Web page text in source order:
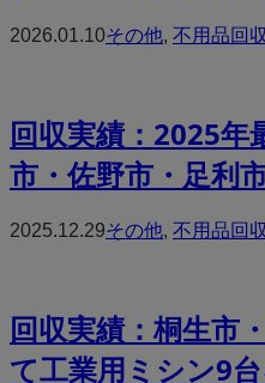
2026.01.10その他, 不用品回収
回収実績：2025年
市・佐野市・足利
2025.12.29その他, 不用品回収
回収実績：桐生市
て工業用ミシン9